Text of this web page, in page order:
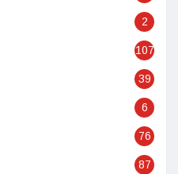
2
107
39
6
76
87